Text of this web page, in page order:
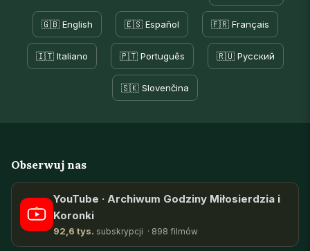
🇬🇧 English 🇪🇸 Español 🇫🇷 Français
🇮🇹 Italiano 🇵🇹 Português 🇷🇺 Русский
🇸🇰 Slovenčina
Obserwuj nas
YouTube · Archiwum Godziny Miłosierdzia i
Koronki
92,6 tys. subskrypcji · 898 filmów